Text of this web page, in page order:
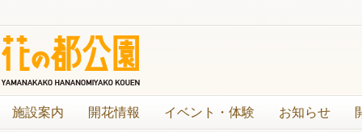
施設案内 開花情報 イベント・体験 お知らせ